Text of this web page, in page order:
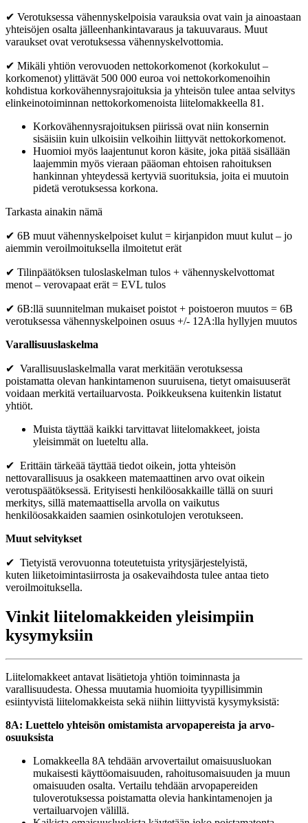
✔ Verotuksessa vähennyskelpoisia varauksia ovat vain ja ainoastaan
yhteisöjen osalta jälleenhankintavaraus ja takuuvaraus. Muut
varaukset ovat verotuksessa vähennyskelvottomia.
✔ Mikäli yhtiön verovuoden nettokorkomenot (korkokulut –
korkomenot) ylittävät 500 000 euroa voi nettokorkomenoihin
kohdistua korkovähennysrajoituksia ja yhteisön tulee antaa selvitys
elinkeinotoiminnan nettokorkomenoista liitelomakkeella 81.
Korkovähennysrajoituksen piirissä ovat niin konsernin
sisäisiin kuin ulkoisiin velkoihin liittyvät nettokorkomenot.
Huomioi myös laajentunut koron käsite, joka pitää sisällään
laajemmin myös vieraan pääoman ehtoisen rahoituksen
hankinnan yhteydessä kertyviä suorituksia, joita ei muutoin
pidetä verotuksessa korkona.
Tarkasta ainakin nämä
✔ 6B muut vähennyskelpoiset kulut = kirjanpidon muut kulut – jo
aiemmin veroilmoituksella ilmoitetut erät
✔ Tilinpäätöksen tuloslaskelman tulos + vähennyskelvottomat
menot – verovapaat erät = EVL tulos
✔ 6B:llä suunnitelman mukaiset poistot + poistoeron muutos = 6B
verotuksessa vähennyskelpoinen osuus +/- 12A:lla hyllyjen muutos
Varallisuuslaskelma
✔ Varallisuuslaskelmalla varat merkitään verotuksessa
poistamatta olevan hankintamenon suuruisena, tietyt omaisuuserät
voidaan merkitä vertailuarvosta. Poikkeuksena kuitenkin listatut
yhtiöt.
Muista täyttää kaikki tarvittavat liitelomakkeet, joista
yleisimmät on lueteltu alla.
✔ Erittäin tärkeää täyttää tiedot oikein, jotta yhteisön
nettovarallisuus ja osakkeen matemaattinen arvo ovat oikein
verotuspäätöksessä. Erityisesti henkilöosakkaille tällä on suuri
merkitys, sillä matemaattisella arvolla on vaikutus
henkilöosakkaiden saamien osinkotulojen verotukseen.
Muut selvitykset
✔ Tietyistä verovuonna toteutetuista yritysjärjestelyistä,
kuten liiketoimintasiirrosta ja osakevaihdosta tulee antaa tieto
veroilmoituksella.
Vinkit liitelomakkeiden yleisimpiin
kysymyksiin
Liitelomakkeet antavat lisätietoja yhtiön toiminnasta ja
varallisuudesta. Ohessa muutamia huomioita tyypillisimmin
esiintyvistä liitelomakkeista sekä niihin liittyvistä kysymyksistä:
8A: Luettelo yhteisön omistamista arvopapereista ja arvo-
osuuksista
Lomakkeella 8A tehdään arvovertailut omaisuusluokan
mukaisesti käyttöomaisuuden, rahoitusomaisuuden ja muun
omaisuuden osalta. Vertailu tehdään arvopapereiden
tuloverotuksessa poistamatta olevia hankintamenojen ja
vertailuarvojen välillä.